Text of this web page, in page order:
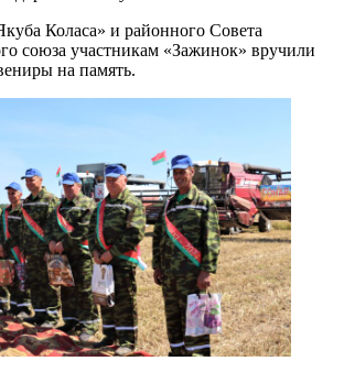
Коласа» и районного Совета
союза участникам «Зажинок» вручили
на память.